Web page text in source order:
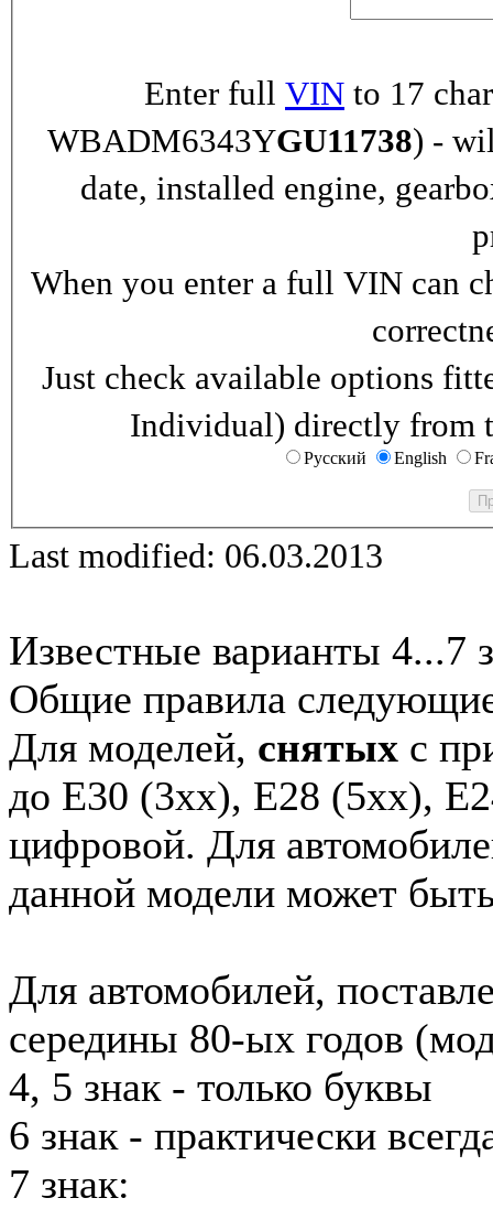
Enter full VIN to 17
WBADM6343YGU11738) -
date, installed engine,
When you enter a full VIN can
Just check available options
Individual) directly from
Русский English
Last modified: 06.03.2013
Известные варианты 4...7
Общие правила
Для моделей, снятых с
до E30 (3xx), E28 (5xx),
цифровой. Для
данной модели может
Для автомобилей,
середины 80-ых годов
4, 5 знак - только буквы
6 знак - практически
7 знак: